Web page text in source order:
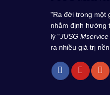
"Ra đời trong một
nhằm định hướng
lý “JUSG
ra nhiều giá trị